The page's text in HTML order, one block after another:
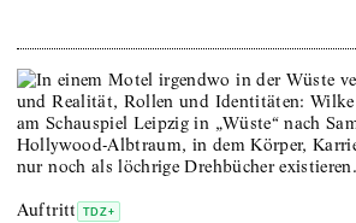
Auftritt TDZ+